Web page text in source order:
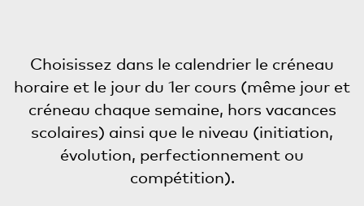
Choisissez dans le calendrier le créneau
horaire et le jour du 1er cours (même jour et
créneau chaque semaine, hors vacances
scolaires) ainsi que le niveau (initiation,
évolution, perfectionnement ou
compétition).